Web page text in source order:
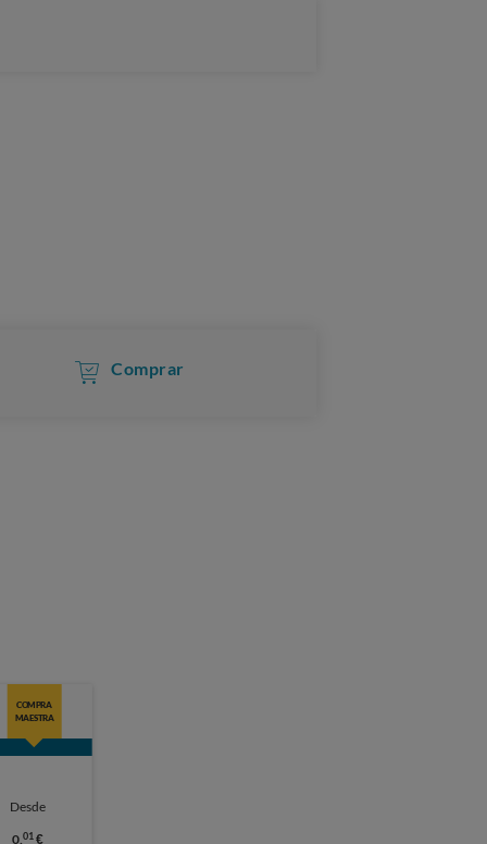
Comprar
COMPRA
MAESTRA
Desde
0,01 €